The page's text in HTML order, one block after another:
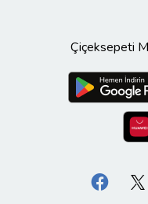
Çiçeksepeti